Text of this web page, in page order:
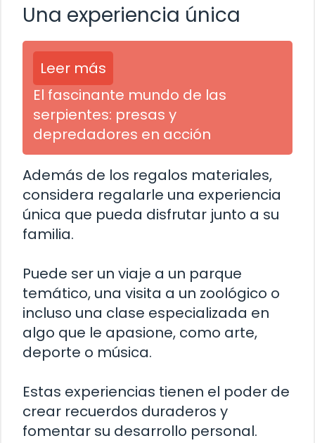
Una experiencia única
Leer más
El fascinante mundo de las
serpientes: presas y
depredadores en acción
Además de los regalos materiales,
considera regalarle una experiencia
única que pueda disfrutar junto a su
familia.
Puede ser un viaje a un parque
temático, una visita a un zoológico o
incluso una clase especializada en
algo que le apasione, como arte,
deporte o música.
Estas experiencias tienen el poder de
crear recuerdos duraderos y
fomentar su desarrollo personal.